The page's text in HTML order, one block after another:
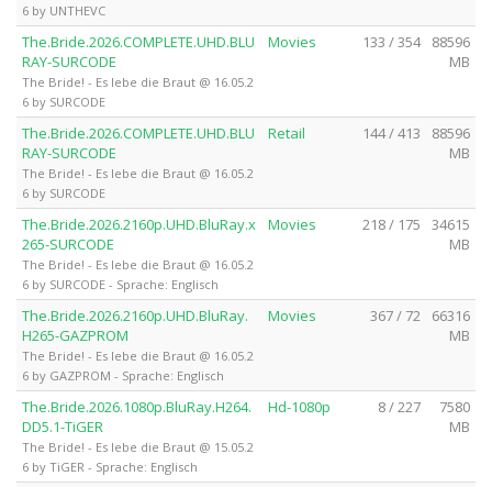
6 by UNTHEVC
The.Bride.2026.COMPLETE.UHD.BLU
RAY-SURCODE
The Bride! - Es lebe die Braut @ 16.05.2
6 by SURCODE
Movies 133 / 354
88596
MB
The.Bride.2026.COMPLETE.UHD.BLU
RAY-SURCODE
The Bride! - Es lebe die Braut @ 16.05.2
6 by SURCODE
Retail 144 / 413
88596
MB
The.Bride.2026.2160p.UHD.BluRay.x
265-SURCODE
The Bride! - Es lebe die Braut @ 16.05.2
6 by SURCODE - Sprache: Englisch
Movies 218 / 175
34615
MB
The.Bride.2026.2160p.UHD.BluRay.
H265-GAZPROM
The Bride! - Es lebe die Braut @ 16.05.2
6 by GAZPROM - Sprache: Englisch
Movies 367 / 72
66316
MB
The.Bride.2026.1080p.BluRay.H264.
DD5.1-TiGER
The Bride! - Es lebe die Braut @ 15.05.2
6 by TiGER - Sprache: Englisch
Hd-1080p 8 / 227
7580
MB